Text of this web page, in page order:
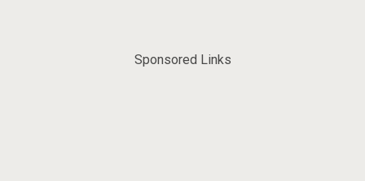
Sponsored Links